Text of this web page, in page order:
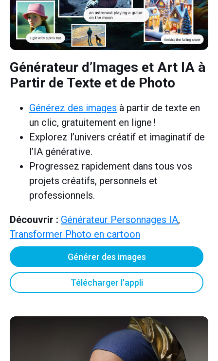
Générateur d’Images et Art IA à
Partir de Texte et de Photo
Générez des images à partir de texte en
un clic, gratuitement en ligne !
Explorez l’univers créatif et imaginatif de
l’IA générative.
Progressez rapidement dans tous vos
projets créatifs, personnels et
professionnels.
Découvrir : Générateur Personnages IA,
Transformer Photo en cartoon
Générer des images
Télécharger l'appli